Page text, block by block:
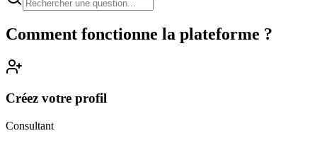
Comment fonctionne la plateforme ?
Créez votre profil
Consultant